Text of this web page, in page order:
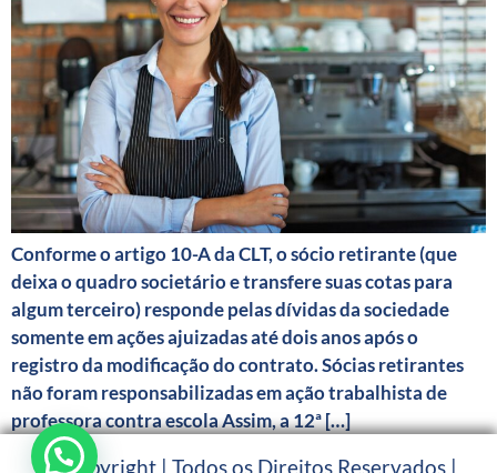
Conforme o artigo 10-A da CLT, o sócio retirante (que
deixa o quadro societário e transfere suas cotas para
algum terceiro) responde pelas dívidas da sociedade
somente em ações ajuizadas até dois anos após o
registro da modificação do contrato. Sócias retirantes
não foram responsabilizadas em ação trabalhista de
professora contra escola Assim, a 12ª […]
© Copyright | Todos os Direitos Reservados |